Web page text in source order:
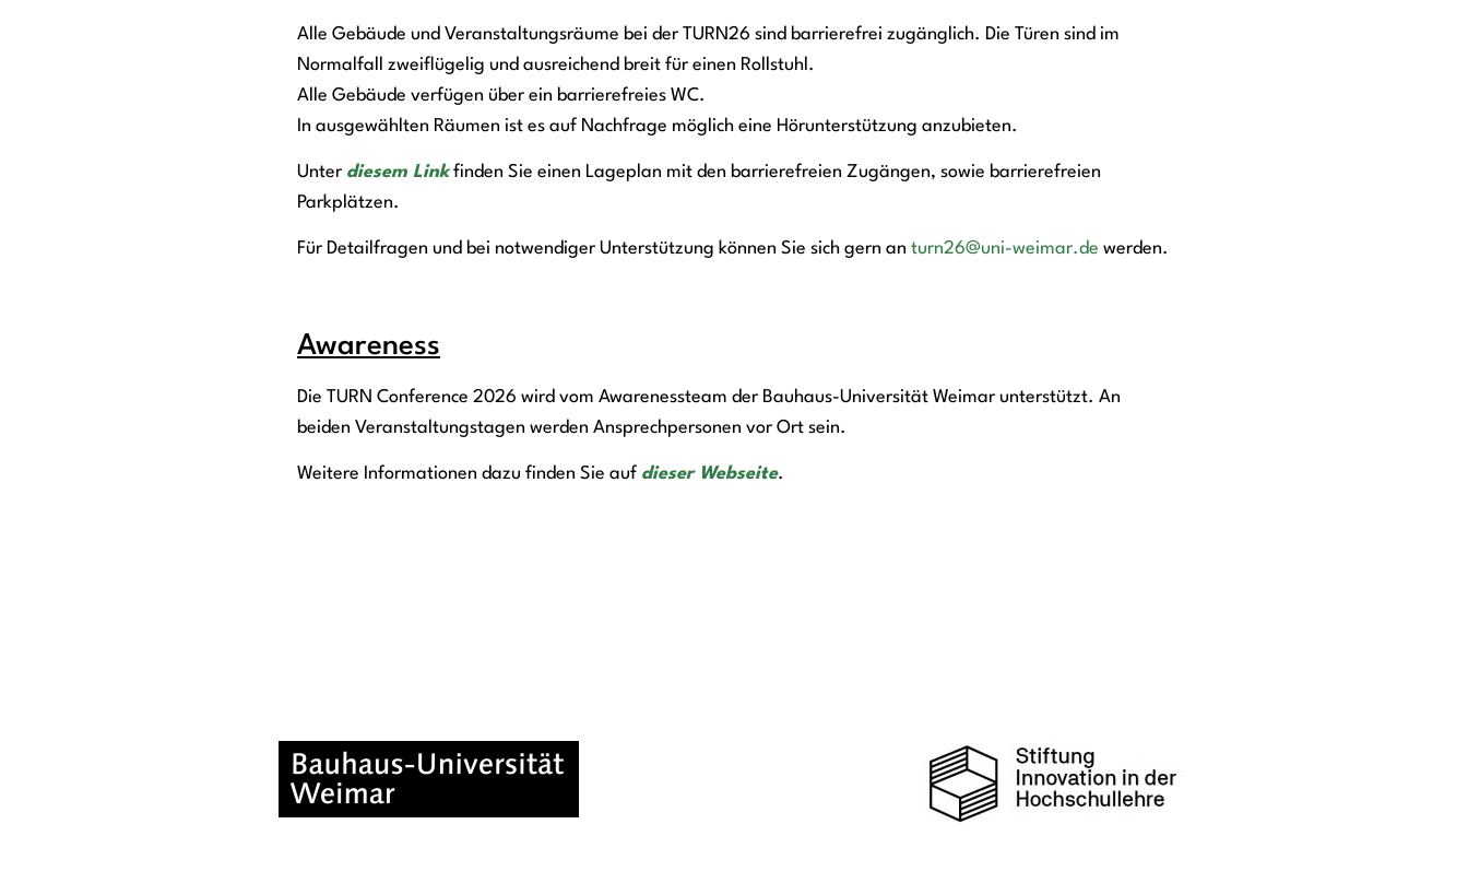
Alle Gebäude und Veranstaltungsräume bei der TURN26 sind barrierefrei zugänglich. Die Türen sind im
Normalfall zweiflügelig und ausreichend breit für einen Rollstuhl.
Alle Gebäude verfügen über ein barrierefreies WC.
In ausgewählten Räumen ist es auf Nachfrage möglich eine Hörunterstützung anzubieten.
Unter diesem Linkfinden Sie einen Lageplan mit den barrierefreien Zugängen, sowie barrierefreien
Parkplätzen.
Für Detailfragen und bei notwendiger Unterstützung können Sie sich gern an turn26@uni-weimar.de werden.
Awareness
Die TURN Conference 2026 wird vom Awarenessteam der Bauhaus-Universität Weimar unterstützt. An
beiden Veranstaltungstagen werden Ansprechpersonen vor Ort sein.
Weitere Informationen dazu finden Sie auf dieser Webseite.